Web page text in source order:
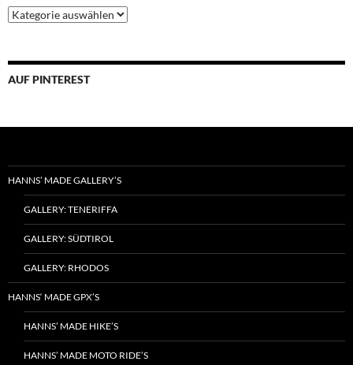
Beiträge
nach
AUF PINTEREST
HANNS’ MADE GALLERY’S
GALLERY: TENERIFFA
GALLERY: SÜDTIROL
GALLERY: RHODOS
HANNS‘ MADE GPX’S
HANNS’ MADE HIKE’S
HANNS’ MADE MOTO RIDE’S